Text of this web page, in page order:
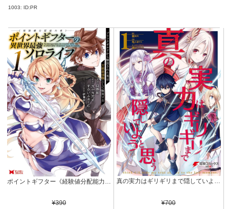
1003: ID:PR
¥390
真の実力はギリギリまで隠していようと思う １ (電撃コミックスNEXT)
¥700